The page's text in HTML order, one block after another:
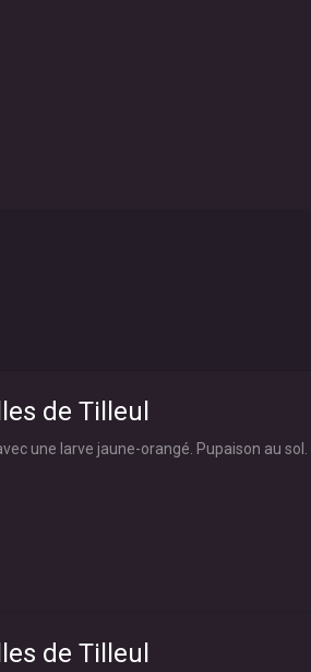
de Tilleul
une larve jaune-orangé. Pupaison au
de Tilleul